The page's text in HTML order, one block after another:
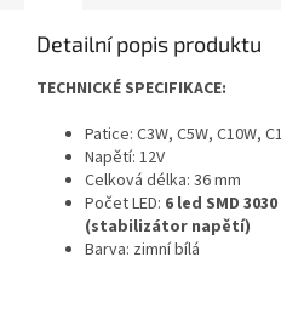
Detailní popis produktu
TECHNICKÉ SPECIFIKACE:
Patice: C3W, C5W, C10W,
Napětí: 12V
Celková délka: 36 mm
Počet LED: 6 led SMD
(stabilizátor napětí)
Barva: zimní bílá